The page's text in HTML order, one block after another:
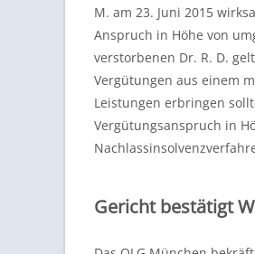
M. am 23. Juni 2015
Anspruch in Höhe von
verstorbenen Dr. R. D.
Vergütungen aus einem
Leistungen erbringen
Vergütungsanspruch in
Gericht bestätigt